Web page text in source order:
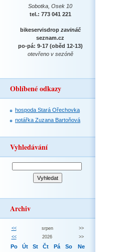
Sobotka, Osek 10
tel.: 773 041 221
bikeservisdrop zavináč
seznam.cz
po-pá: 9-17 (oběd 12-13)
otevřeno v sezóně
Oblíbené odkazy
hospoda Stará Ořechovka
notářka Zuzana Bartoňová
Vyhledávání
Archiv
<< srpen
>>
<<
2026 >>
Po Út St Čt Pá So Ne